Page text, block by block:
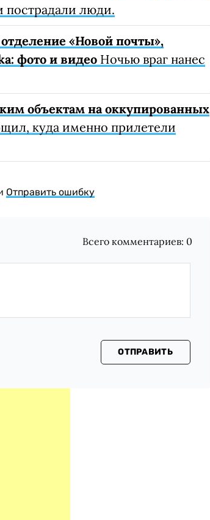
пострадали люди.
«Новой почты»,
фото и видео Ночью враг нанес
объектам на оккупированных
куда именно прилетели
Отправить ошибку
Всего комментариев: 0
ОТПРАВИТЬ